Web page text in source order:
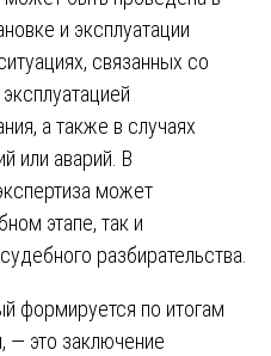
и эксплуатации
связанных со
а также в случаях
или аварий. В
может
этапе, так и
разбирательства.
формируется по итогам
— это заключение